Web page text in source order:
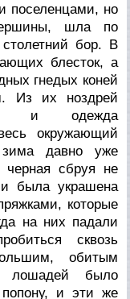
поселенцами, но
шла по
бор. В
блесток, а
гнедых коней
Из их ноздрей
и одежда
окружающий
давно уже
черная сбруя не
была украшена
которые
на них падали
сквозь
обитым
лошадей было
попону, и эти же